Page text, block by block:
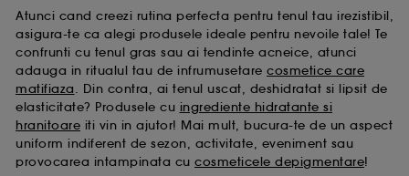
Atunci cand creezi rutina perfecta pentru tenul tau irezistibil,
asigura-te ca alegi produsele ideale pentru nevoile tale! Te
confrunti cu tenul gras sau ai tendinte acneice, atunci
adauga in ritualul tau de infrumusetare cosmetice care
matifiaza. Din contra, ai tenul uscat, deshidratat si lipsit de
elasticitate? Produsele cu ingrediente hidratante si
hranitoare iti vin in ajutor! Mai mult, bucura-te de un aspect
uniform indiferent de sezon, activitate, eveniment sau
provocarea intampinata cu cosmeticele depigmentare!